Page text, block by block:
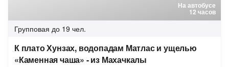
На автобусе
12 часов
Групповая до 19 чел.
К плато Хунзах, водопадам Матлас и ущелью
«Каменная чаша» - из Махачкалы